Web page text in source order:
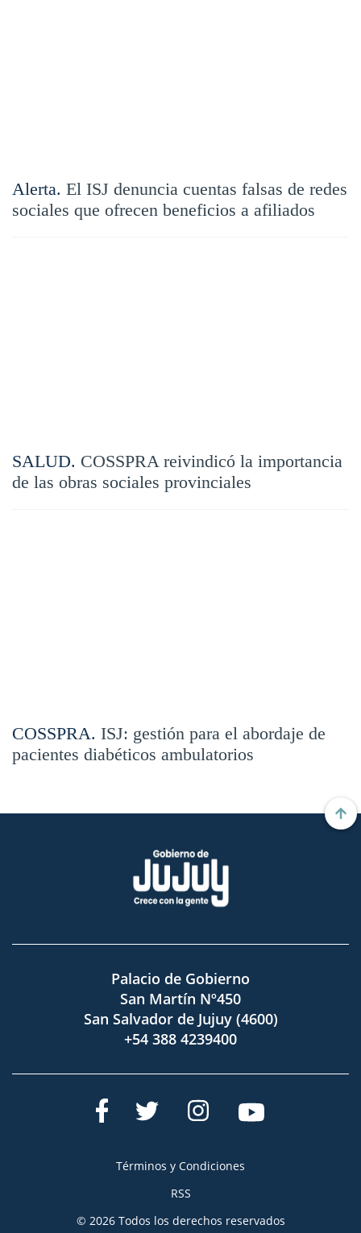
Alerta. El ISJ denuncia cuentas falsas de redes
sociales que ofrecen beneficios a afiliados
SALUD. COSSPRA reivindicó la importancia
de las obras sociales provinciales
COSSPRA. ISJ: gestión para el abordaje de
pacientes diabéticos ambulatorios
Palacio de Gobierno
San Martín Nº450
San Salvador de Jujuy (4600)
+54 388 4239400
Términos y Condiciones
RSS
© 2026 Todos los derechos reservados